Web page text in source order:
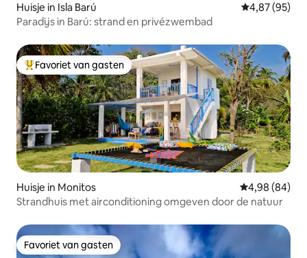
Huisje in Isla Barú Gemiddelde
4,87 (95)
Paradijs in Barú: strand en privézwembad
Topfavoriet van gasten
Favoriet van gasten
Huisje in Monitos Gemiddelde
4,98 (84)
Strandhuis met airconditioning omgeven door de natuur
Favoriet van gasten
Favoriet van gasten